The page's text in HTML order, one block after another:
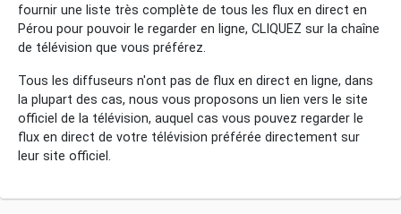
fournir une liste très complète de tous les flux en direct en
Pérou pour pouvoir le regarder en ligne, CLIQUEZ sur la chaîne
de télévision que vous préférez.
Tous les diffuseurs n'ont pas de flux en direct en ligne, dans
la plupart des cas, nous vous proposons un lien vers le site
officiel de la télévision, auquel cas vous pouvez regarder le
flux en direct de votre télévision préférée directement sur
leur site officiel.